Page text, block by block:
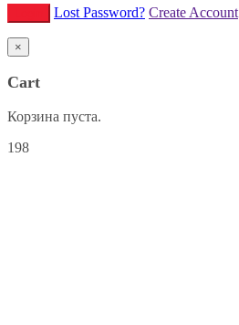
Lost Password? Create Account
×
Cart
Корзина пуста.
198